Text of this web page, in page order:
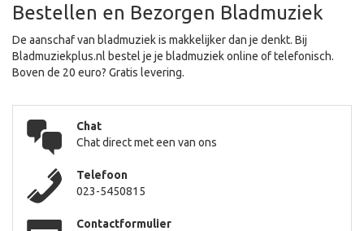
Bestellen en Bezorgen Bladmuziek
De aanschaf van bladmuziek is makkelijker dan je denkt. Bij
Bladmuziekplus.nl bestel je je bladmuziek online of telefonisch.
Boven de 20 euro? Gratis levering.
Chat
Chat direct met een van ons
Telefoon
023-5450815
Contactformulier